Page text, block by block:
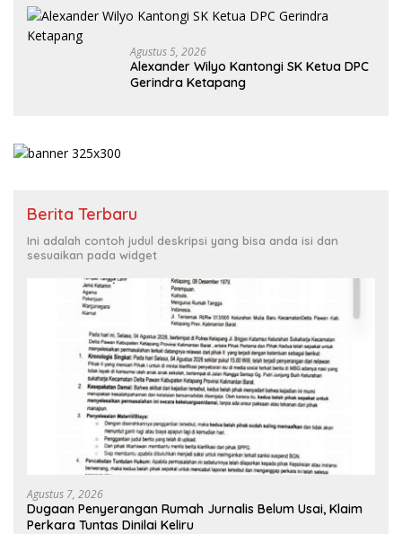
Agustus 5, 2026
Alexander Wilyo Kantongi SK Ketua DPC
Gerindra Ketapang
Berita Terbaru
Ini adalah contoh judul deskripsi yang bisa anda isi dan
sesuaikan pada widget
Agustus 7, 2026
Dugaan Penyerangan Rumah Jurnalis Belum Usai, Klaim
Perkara Tuntas Dinilai Keliru